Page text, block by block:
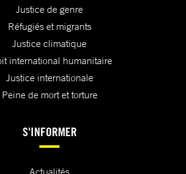
Justice de genre
Réfugiés et migrants
Justice climatique
international humanitaire
Justice internationale
Peine de mort et torture
S'INFORMER
Actualités